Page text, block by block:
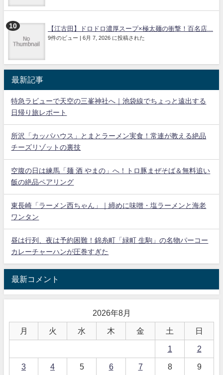
【江古田】ドロドロ濃厚スープ×極太麺の衝撃！百名店...
9件のビュー | 6月 7, 2026 に投稿された
最新記事
特急ラビューで天空の三峯神社へ｜池袋線でちょっと遠出する
日帰り旅レポート
所沢「カッパハウス」とまとラーメン実食！常連が教える絶品
チーズリゾットの裏技
空腹の日は練馬「麺 酒 やまの」へ！トロ豚まぜそば＆無料追い
飯の絶品ペアリング
東長崎「ラーメン西ちゃん」｜締めに味噌・塩ラーメンと海老
ワンタン
昼は行列、夜は予約困難！錦糸町「緑町 生駒」の名物パーコー
カレーチャーハンが圧巻すぎた
最新コメント
2026年8月
月 火 水 木 金 土 日
1 2
3 4 5 6 7 8 9